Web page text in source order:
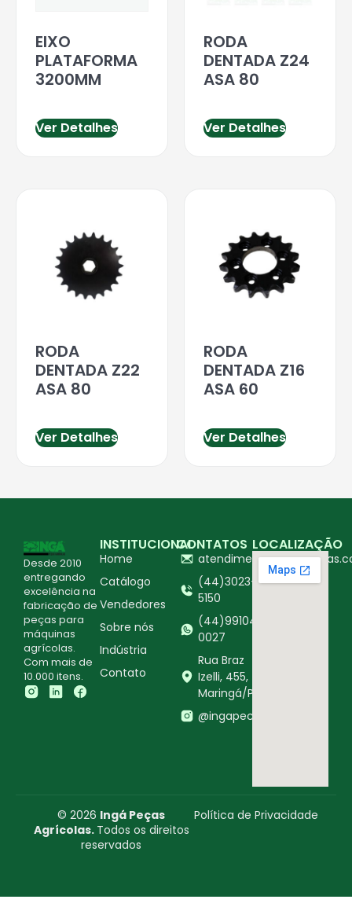
EIXO
PLATAFORMA
3200MM
Ver Detalhes
RODA
DENTADA Z24
ASA 80
Ver Detalhes
RODA
DENTADA Z22
ASA 80
Ver Detalhes
RODA
DENTADA Z16
ASA 60
Ver Detalhes
Desde 2010
entregando
excelência na
fabricação de
peças para
máquinas
agrícolas.
Com mais de
10.000 itens.
INSTITUCIONAL
Home
Catálogo
Vendedores
Sobre nós
Indústria
Contato
CONTATOS
(44)3023-
5150
(44)99104-
0027
Rua Braz
Izelli, 455,
Maringá/PR
@ingapecasagricolas
LOCALIZAÇÃO
© 2026 Ingá Peças
Agrícolas. Todos os direitos
reservados
Política de Privacidade